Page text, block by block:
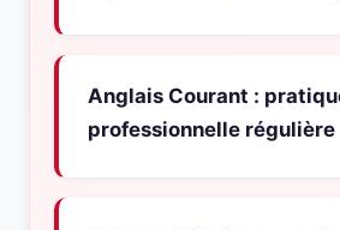
Anglais Courant :
professionnelle régulière